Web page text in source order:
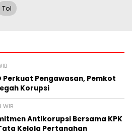
Tol
Perkuat Pengawasan, Pemkot
Korupsi
WIB
Antikorupsi Bersama KPK
Kelola Pertanahan